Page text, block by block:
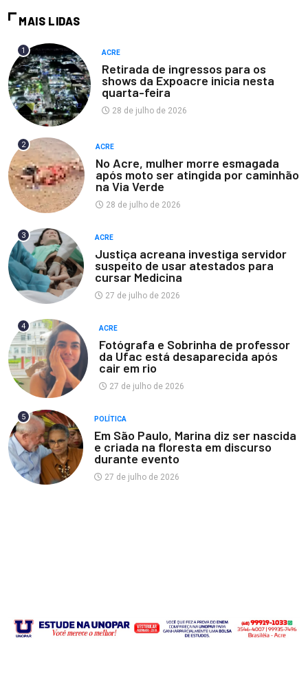
MAIS LIDAS
1 ACRE
Retirada de ingressos para os
shows da Expoacre inicia nesta
quarta-feira
28 de julho de 2026
2 ACRE
No Acre, mulher morre esmagada
após moto ser atingida por caminhão
na Via Verde
28 de julho de 2026
3 ACRE
Justiça acreana investiga servidor
suspeito de usar atestados para
cursar Medicina
27 de julho de 2026
4 ACRE
Fotógrafa e Sobrinha de professor
da Ufac está desaparecida após
cair em rio
27 de julho de 2026
5 POLÍTICA
Em São Paulo, Marina diz ser nascida
e criada na floresta em discurso
durante evento
27 de julho de 2026